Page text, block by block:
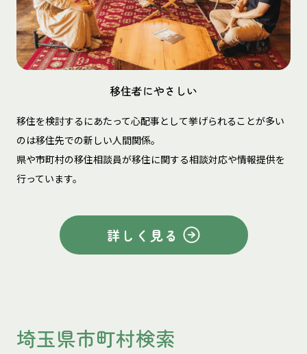
移住者にやさしい
移住を検討するにあたって心配事として挙げられることが多い
のは移住先での新しい人間関係。
県や市町村の移住相談員が移住に関する相談対応や情報提供を
行っています。
詳しく見る
埼玉県市町村検索